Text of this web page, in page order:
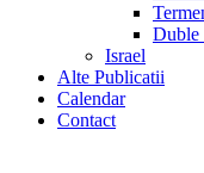
Israel
Alte Publicatii
Calendar
Contact